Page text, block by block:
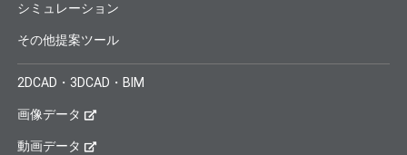
シミュレーション
その他提案ツール
2DCAD・3DCAD・BIM
画像データ
動画データ